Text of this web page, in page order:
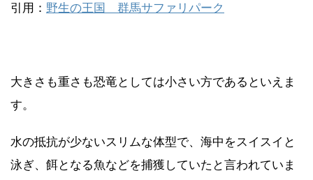
引用： 野生の王国 群馬サファリパーク
大きさも重さも恐竜としては小さい方であるといえま
す。
水の抵抗が少ないスリムな体型で、海中をスイスイと
泳ぎ、餌となる魚などを捕獲していたと言われていま